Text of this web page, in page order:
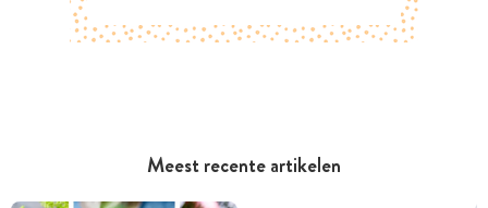
Meest recente artikelen